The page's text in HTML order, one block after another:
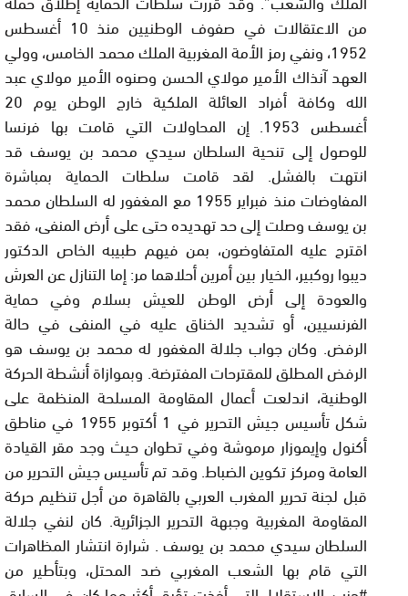
من الاعتقالات في صفوف الوطنيين منذ 10 أغسطس
1952، ونفي رمز الأمة المغربية الملك محمد الخامس، وولي
العهد آنذاك الأمير مولاي الحسن وصنوه الأمير مولاي عبد
الله وكافة أفراد العائلة الملكية خارج الوطن يوم 20
أغسطس 1953. إن المحاولات التي قامت بها فرنسا
للوصول إلى تنحية السلطان سيدي محمد بن يوسف قد
انتهت بالفشل. لقد قامت سلطات الحماية بمباشرة
المفاوضات منذ فبراير 1955 مع المغفور له السلطان محمد
بن يوسف وصلت إلى حد تهديده حتى على أرض المنفى، فقد
اقترح عليه المتفاوضون، بمن فيهم طبيبه الخاص الدكتور
ديبوا روكبير، الخيار بين أمرين أحلاهما مر: إما التنازل عن العرش
والعودة إلى أرض الوطن للعيش بسلام وفي حماية
الفرنسيين، أو تشديد الخناق عليه في المنفى في حالة
الرفض. وكان جواب جلالة المغفور له محمد بن يوسف هو
الرفض المطلق للمقترحات المفترضة. وبموازاة أنشطة الحركة
الوطنية، اندلعت أعمال المقاومة المسلحة المنظمة على
شكل تأسيس جيش التحرير في 1 أكتوبر 1955 في مناطق
أكنول وإيموزار مرموشة وفي تطوان حيث وجد مقر القيادة
العامة ومركز تكوين الضباط. وقد تم تأسيس جيش التحرير من
قبل لجنة تحرير المغرب العربي بالقاهرة من أجل تنظيم حركة
المقاومة المغربية وجبهة التحرير الجزائرية. كان لنفي جلالة
السلطان سيدي محمد بن يوسف . شرارة انتشار المظاهرات
التي قام بها الشعب المغربي ضد المحتل، وبتأطير من